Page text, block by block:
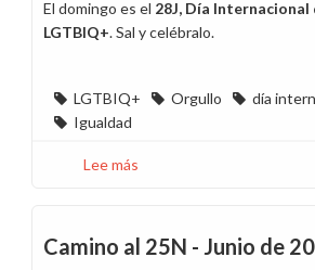
El domingo es el 28J, Día
LGTBIQ+. Sal y celébralo.
LGTBIQ+ Orgullo
día
Igualdad
Lee más
la
diversidad
Camino al 25N - Junio de